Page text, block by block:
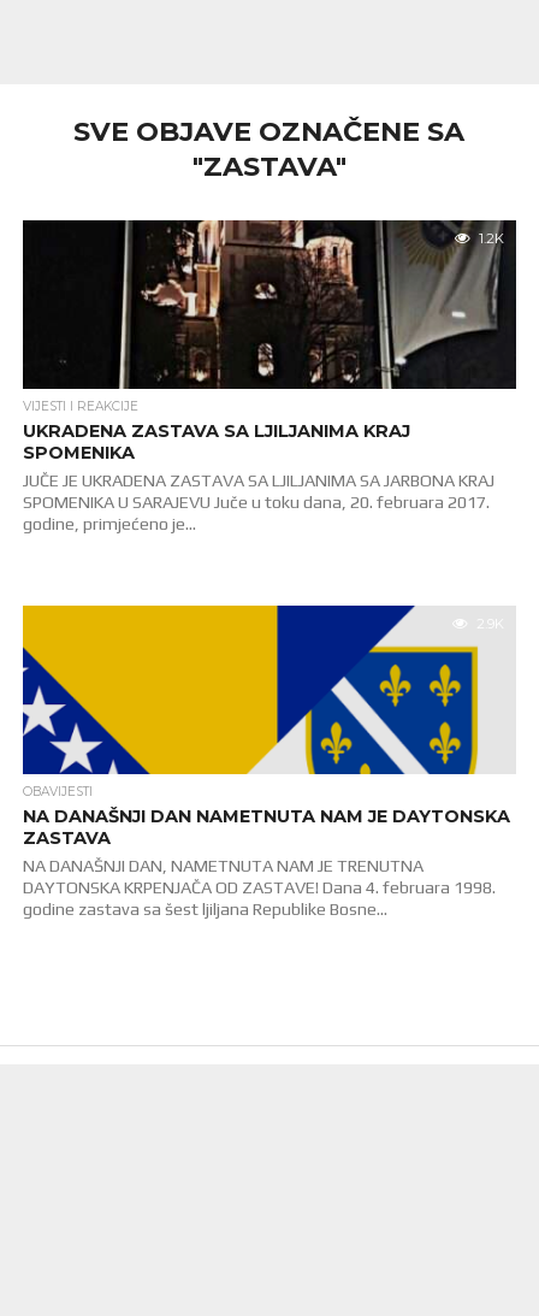
SVE OBJAVE OZNAČENE SA
"ZASTAVA"
1.2K
VIJESTI I REAKCIJE
UKRADENA ZASTAVA SA LJILJANIMA KRAJ
SPOMENIKA
JUČE JE UKRADENA ZASTAVA SA LJILJANIMA SA JARBONA KRAJ
SPOMENIKA U SARAJEVU Juče u toku dana, 20. februara 2017.
godine, primjećeno je...
2.9K
OBAVIJESTI
NA DANAŠNJI DAN NAMETNUTA NAM JE DAYTONSKA
ZASTAVA
NA DANAŠNJI DAN, NAMETNUTA NAM JE TRENUTNA
DAYTONSKA KRPENJAČA OD ZASTAVE! Dana 4. februara 1998.
godine zastava sa šest ljiljana Republike Bosne...